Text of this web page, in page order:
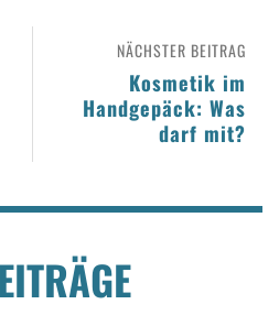
NÄCHSTER BEITRAG
Kosmetik im
Handgepäck: Was
darf mit?